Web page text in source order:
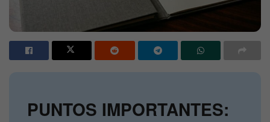
PUNTOS IMPORTANTES: